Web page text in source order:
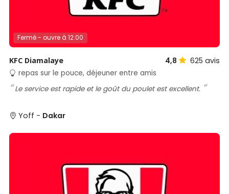
Fermé - ouvre à 12:00
KFC Diamalaye 4,8 625 avis
repas sur le pouce, déjeuner entre amis
Le service est rapide et le goût du poulet est excellent.
Yoff - Dakar